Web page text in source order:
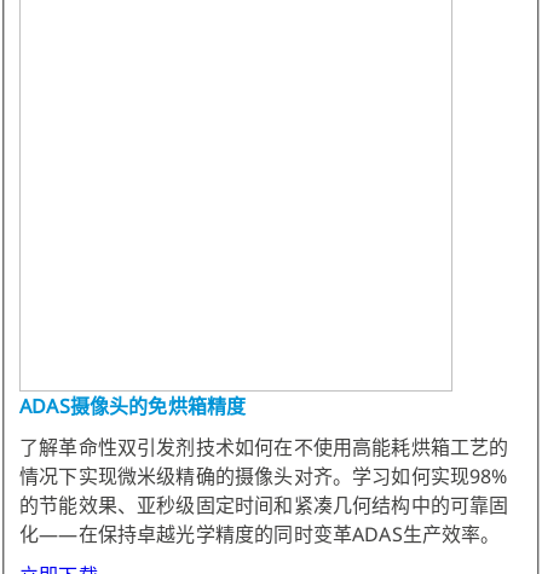
ADAS摄像头的免烘箱精度
了解革命性双引发剂技术如何在不使用高能耗烘箱工艺的
情况下实现微米级精确的摄像头对齐。学习如何实现98%
的节能效果、亚秒级固定时间和紧凑几何结构中的可靠固
化——在保持卓越光学精度的同时变革ADAS生产效率。